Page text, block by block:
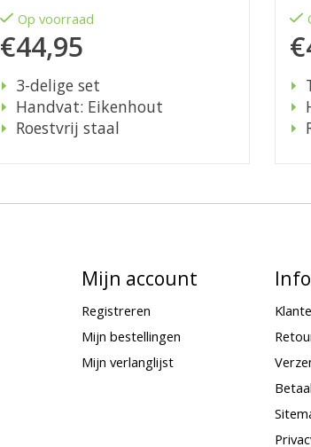
Op voorraad
€44,95
3-delige set
Handvat: Eikenhout
Roestvrij staal
Mijn account
Registreren
Mijn bestellingen
Mijn verlanglijst